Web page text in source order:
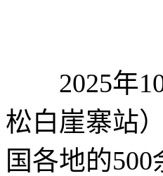
2025年10
松白崖寨站
国各地的